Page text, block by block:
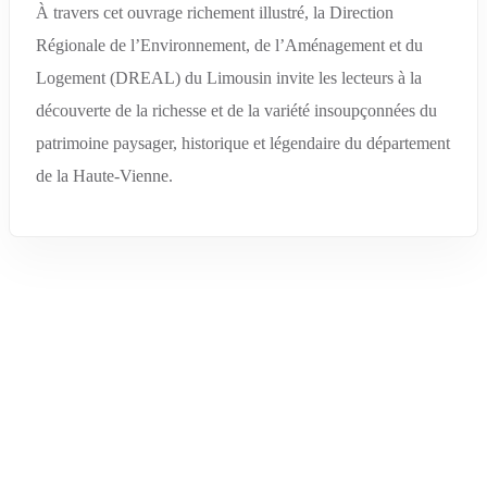
À travers cet ouvrage richement illustré, la Direction
Régionale de l’Environnement, de l’Aménagement et du
Logement (DREAL) du Limousin invite les lecteurs à la
découverte de la richesse et de la variété insoupçonnées du
patrimoine paysager, historique et légendaire du département
de la Haute-Vienne.